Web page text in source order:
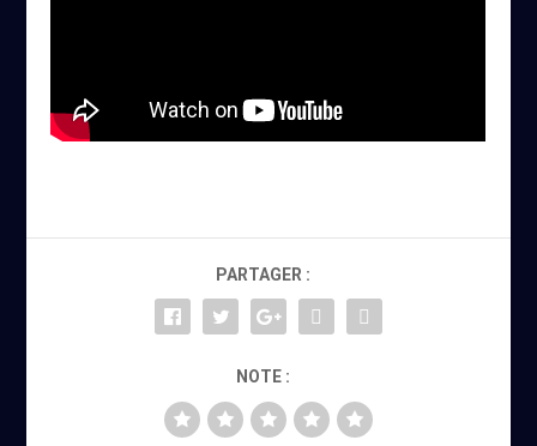
PARTAGER :
NOTE :